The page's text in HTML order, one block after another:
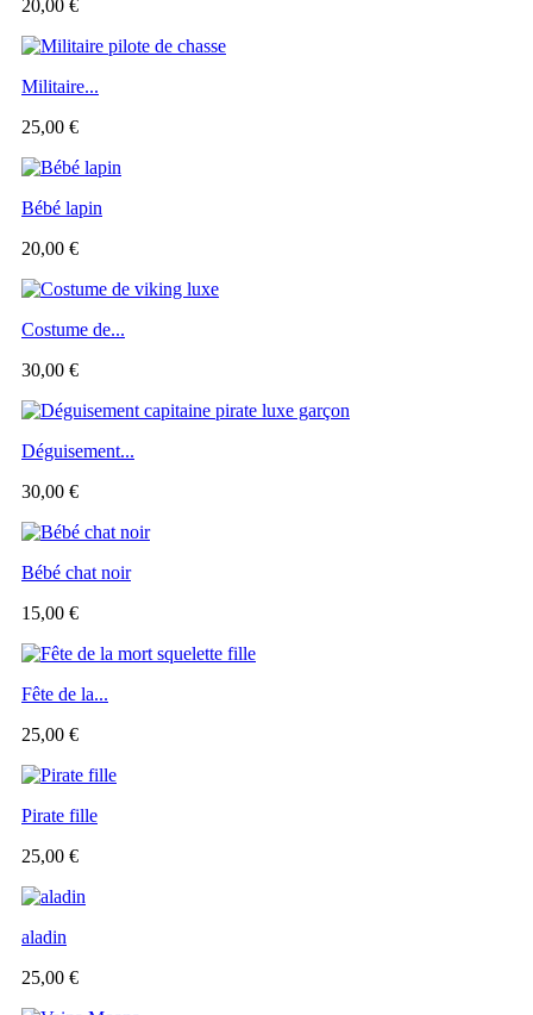
20,00 €
Militaire...
25,00 €
Bébé lapin
20,00 €
Costume de...
30,00 €
Déguisement...
30,00 €
Bébé chat noir
15,00 €
Fête de la...
25,00 €
Pirate fille
25,00 €
aladin
25,00 €